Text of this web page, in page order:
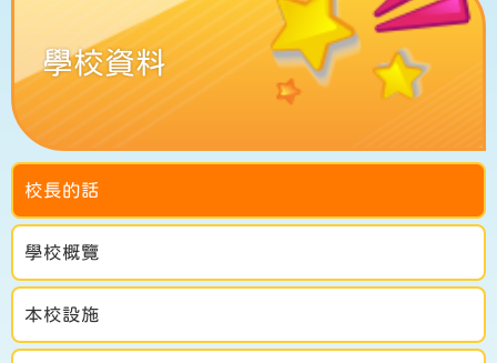
學校資料
校長的話
學校概覽
本校設施